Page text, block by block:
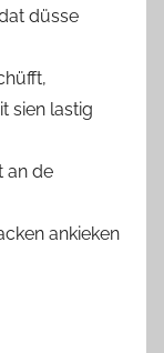
düsse
sien lastig
an de
ankieken